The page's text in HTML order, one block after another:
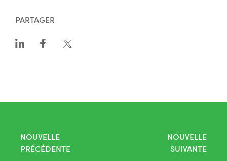
PARTAGER
NOUVELLE
PRÉCÉDENTE
NOUVELLE
SUIVANTE